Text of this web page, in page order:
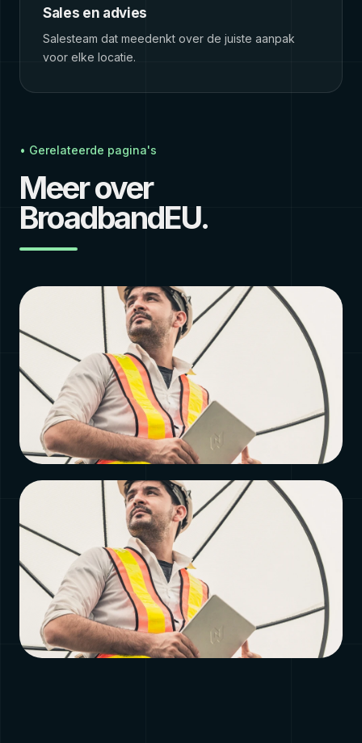
Sales en advies
Salesteam dat meedenkt over de juiste aanpak
voor elke locatie.
• Gerelateerde pagina's
Meer over
BroadbandEU.
Over BroadbandEU
Bekijk →